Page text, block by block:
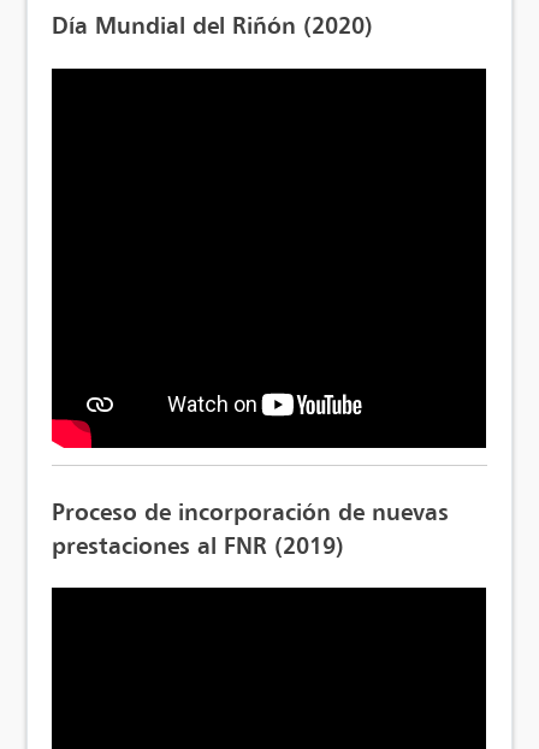
Día Mundial del Riñón (2020)
Proceso de incorporación de nuevas
prestaciones al FNR (2019)